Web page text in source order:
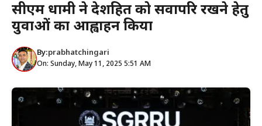
सीएम धामी ने देशहित को सर्वोपरि रखने हेतु
युवाओं का आह्वाहन किया
By:prabhatchingari
On: Sunday, May 11, 2025 5:51 AM